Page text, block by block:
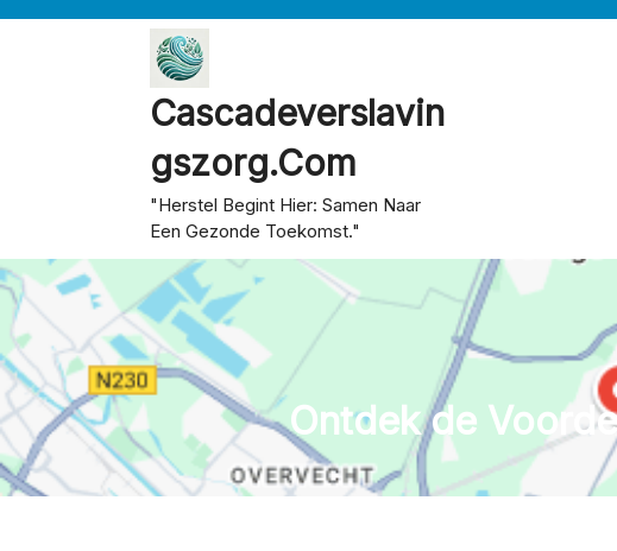
Cascadeverslavin
Gszorg.com
"Herstel Begint Hier: Samen Naar
Een Gezonde Toekomst."
Ontdek de